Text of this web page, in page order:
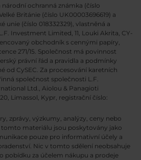
národní ochranná známka (číslo
Británie (číslo UK00003696619) a
unie (číslo 018332329), vlastněná a
Investment Limited, 11, Louki Akrita, CY-
obchodník s cennými papíry,
271/15. Společnost má povinnost
právní řád a pravidla a podmínky
od CySEC. Za procesování karetních
společnost společnosti L.F.
Ltd., Aiolou & Panagioti
Limassol, Kypr, registrační číslo:
zprávy, výzkumy, analýzy, ceny nebo
tomto materiálu jsou poskytovány jako
pouze pro informativní účely a
Nic v tomto sdělení neobsahuje
pobídku za účelem nákupu a prodeje